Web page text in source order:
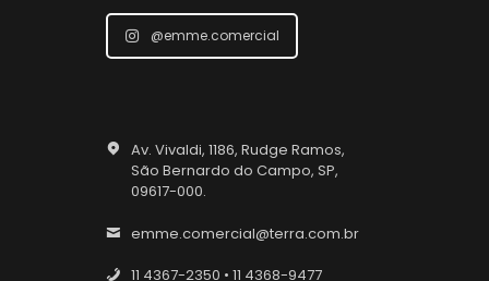
@emme.comercial
Av. Vivaldi, 1186, Rudge Ramos,
São Bernardo do Campo, SP,
09617-000.
emme.comercial@terra.com.br
11 4367-2350 • 11 4368-9477